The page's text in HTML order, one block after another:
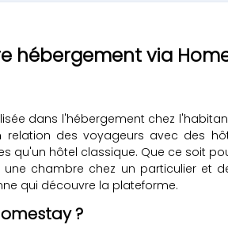
hébergement via
dans l'hébergement chez
relation des voyageurs avec des
hôtel classique. Que ce soit
chambre chez un particulier et
qui découvre la plateforme.
?